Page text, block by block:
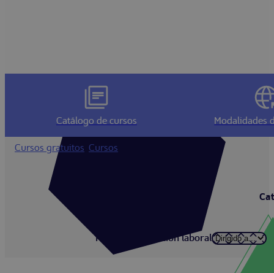
Catálogo de cursos Modalidades
Cursos gratuitos Cursos
Filtrar por situación laboral